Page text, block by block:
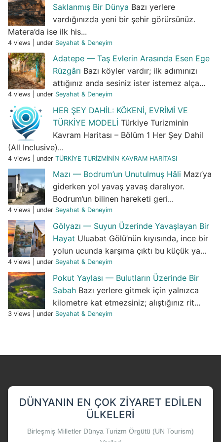
Saklanmış Bir Dünya Bazı yerlere
vardığınızda yeni bir şehir görürsünüz.
Matera’da ise ilk his...
4 views under Seyahat & Deneyim
Adatepe — Taş Evlerin Arasında Esen Ege
Rüzgârı Bazı köyler vardır; ilk adımınızı
attığınız anda sesiniz ister istemez alça...
4 views under Seyahat & Deneyim
HER ŞEY DAHİL: KÖKENİ, EVRİMİ VE
TÜRKİYE MODELİ Türkiye Turizminin
Kavram Haritası – Bölüm 1 Her Şey Dahil
(All Inclusive)...
4 views under TÜRKİYE TURİZMİNİN KAVRAM HARİTASI
Mazı — Bodrum’un Unutulmuş Hâli Mazı’ya
giderken yol yavaş yavaş daralıyor.
Bodrum’un bilinen hareketi geri...
4 views under Seyahat & Deneyim
Gölyazı — Suyun Üzerinde Yavaşlayan Bir
Hayat Uluabat Gölü’nün kıyısında, ince bir
yolun ucunda karşıma çıktı bu küçük ya...
4 views under Seyahat & Deneyim
Pokut Yaylası — Bulutların Üzerinde Bir
Sabah Bazı yerlere gitmek için yalnızca
kilometre kat etmezsiniz; alıştığınız rit...
3 views under Seyahat & Deneyim
DÜNYANIN EN ÇOK ZIYARET EDILEN
ÜLKELERI
Birleşmiş Milletler Dünya Turizm Örgütü (UN Tourism)